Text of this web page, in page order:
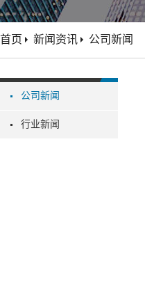
公司新闻
行业新闻
首页 新闻资讯 公司新闻